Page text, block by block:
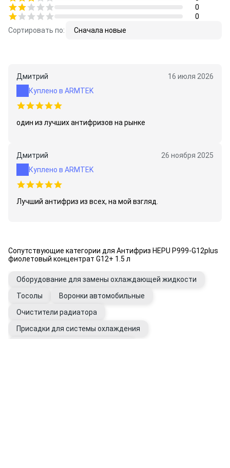
83 19 2 211 662
0
0
Сортировать по:
Сначала новые
Дмитрий
16 июля 2026
Куплено в ARMTEK
один из лучших антифризов на рынке
Дмитрий
26 ноября 2025
Куплено в ARMTEK
Лучший антифриз из всех, на мой взгляд.
Сопутствующие категории для Антифриз HEPU P999-G12plus
фиолетовый концентрат G12+ 1.5 л
Оборудование для замены охлаждающей жидкости
Тосолы
Воронки автомобильные
Очистители радиатора
Присадки для системы охлаждения